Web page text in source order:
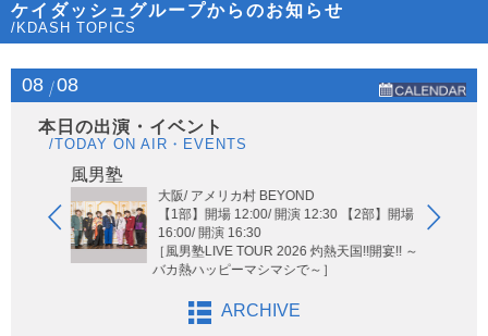
ケイダッシュグループからのお知らせ
/KDASH TOPICS
08 08
本日の出演・イベント
/TODAY ON AIR・EVENTS
風男塾
大阪/ アメリカ村 BEYOND
【1部】開場 12:00/ 開演 12:30 【2部】開場
16:00/ 開演 16:30
［風男塾LIVE TOUR 2026 灼熱天国!!開宴!! ～
バカ熱ハッピーマシマシで～］
ARCHIVE